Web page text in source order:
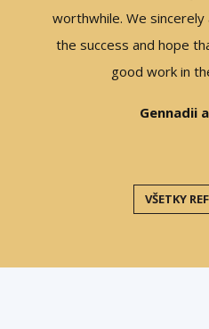
worthwhile. We
the success and hope
good work in
Gennadii
VŠETKY